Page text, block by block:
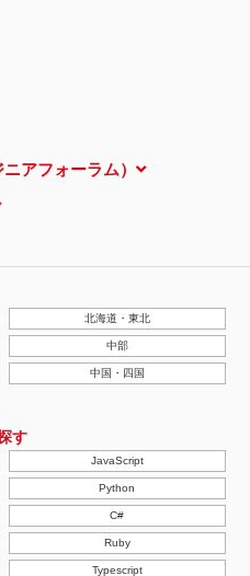
アフォーラム）
北海道・東北
中部
中国・四国
す
JavaScript
Python
C#
Ruby
Typescript